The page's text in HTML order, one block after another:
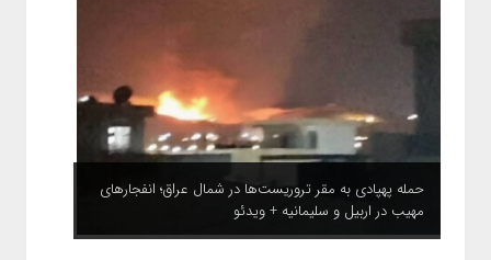
حمله پهپادی به مقر تروریست‌ها در شمال عراق؛ انفجارهای
مهیب در اربیل و سلیمانیه + ویدئو